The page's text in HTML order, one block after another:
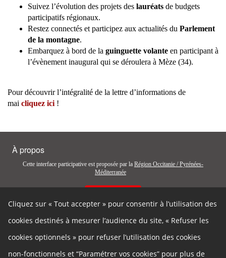
Suivez l’évolution des projets des lauréats de budgets
participatifs régionaux.
Restez connectés et participez aux actualités du Parlement
de la montagne.
Embarquez à bord de la guinguette volante en participant à
l’évènement inaugural qui se déroulera à Mèze (34).
Pour découvrir l’intégralité de la lettre d’informations de
mai cliquez ici !
Cliquez sur « Tout accepter » pour consentir à l’utilisation des
cookies destinés à mesurer l’audience du site, « Refuser les
cookies optionnels » pour refuser l’utilisation des cookies
non-fonctionnels et “Paramétrer vos cookies” pour plus de
À propos
Cette interface participative est proposée par la Région Occitanie / Pyrénées-
Méditerranée
Autres liens
Cookies Gestion des cookies
Politique de confidentialité Mentions légales